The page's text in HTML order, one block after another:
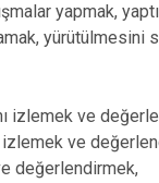
yapmak,
yürütülmesini
izlemek ve
izlemek ve
değerlendirmek,